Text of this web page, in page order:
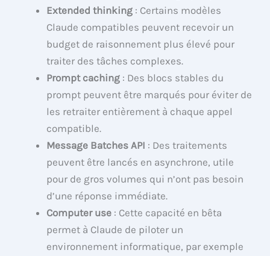
Extended thinking : Certains modèles
Claude compatibles peuvent recevoir un
budget de raisonnement plus élevé pour
traiter des tâches complexes.
Prompt caching : Des blocs stables du
prompt peuvent être marqués pour éviter de
les retraiter entièrement à chaque appel
compatible.
Message Batches API : Des traitements
peuvent être lancés en asynchrone, utile
pour de gros volumes qui n’ont pas besoin
d’une réponse immédiate.
Computer use : Cette capacité en bêta
permet à Claude de piloter un
environnement informatique, par exemple